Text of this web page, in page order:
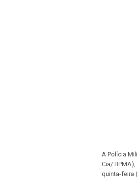
A Polícia
Cia/
quinta-feira